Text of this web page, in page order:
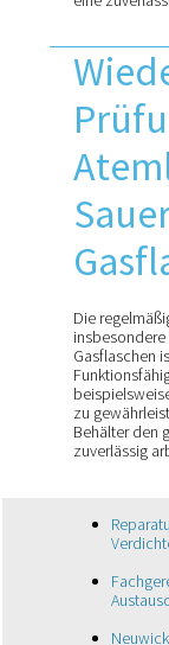
Die
Gasflaschen
zu
Behälter den
zuverlässig